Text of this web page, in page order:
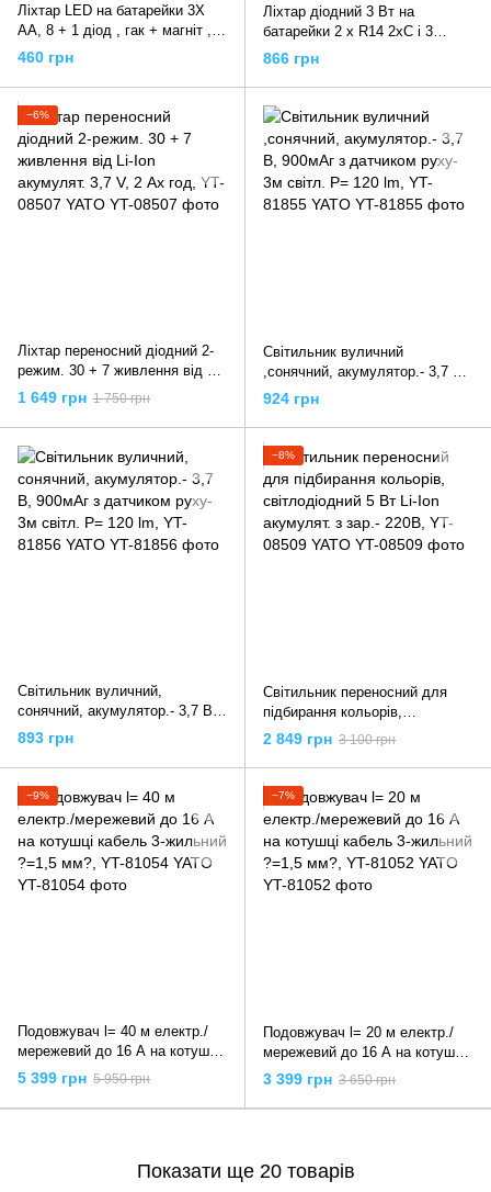
Ліхтар LED на батарейки 3Х
АА, 8 + 1 діод , гак + магніт , 3
режими світла, YT-08513 YATO
460 грн
Ліхтар діодний 3 Вт на
батарейки 2 x R14 2xC і 3
режими світла 228х 47 мм,
водонепроникний, чохол, YT-
08577 YATO
866 грн
−6%
Ліхтар переносний діодний 2-
режим. 30 + 7 живлення від Li-
Ion акумулят. 3,7 V, 2 Ах год,
YT-08507 YATO
1 649 грн 1 750 грн
Світильник вуличний
,сонячний, акумулятор.- 3,7 В,
900мАг з датчиком руху- 3м
світл. P= 120 lm, YT-81855
YATO
924 грн
Світильник вуличний,
сонячний, акумулятор.- 3,7 В,
900мАг з датчиком руху- 3м
світл. P= 120 lm, YT-81856
YATO
893 грн
−8%
Світильник переносний для
підбирання кольорів,
світлодіодний 5 Вт Li-Ion
акумулят. з зар.- 220В, YT-
08509 YATO
2 849 грн 3 100 грн
−9%
Подовжувач l= 40 м електр./
мережевий до 16 А на котушці
кабель 3-жильний ?=1,5 мм?,
YT-81054 YATO
5 399 грн 5 950 грн
−7%
Подовжувач l= 20 м електр./
мережевий до 16 А на котушці
кабель 3-жильний ?=1,5 мм?,
YT-81052 YATO
3 399 грн 3 650 грн
Показати ще 20 товарів